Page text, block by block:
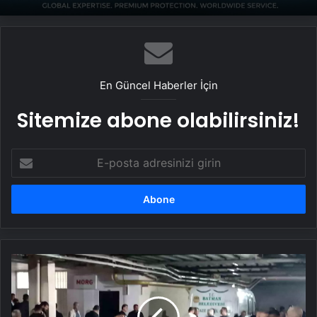
Politikası ve Hakan Fidan Faktörü
En Güncel Haberler İçin
Sitemize abone olabilirsiniz!
posta
adresinizi
16
Yaşındaki
Çocuk
Güreş